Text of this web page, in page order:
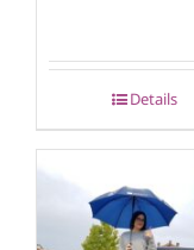
Details